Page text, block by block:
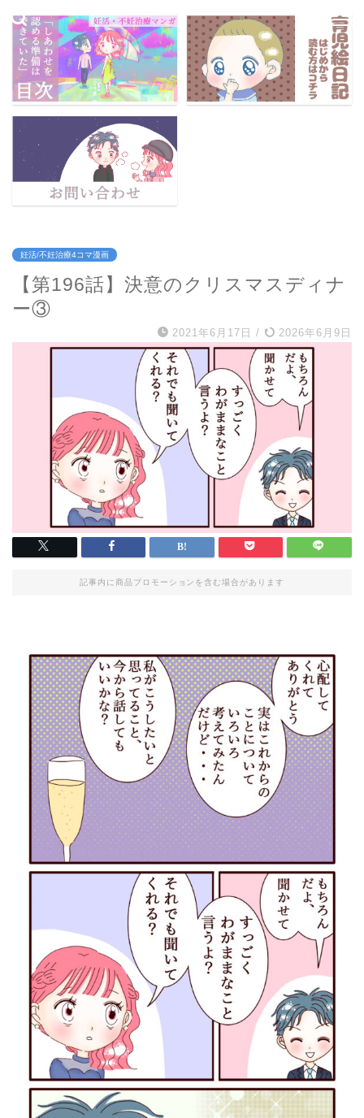
妊活/不妊治療4コマ漫画
【第196話】決意のクリスマスディナ
ー③
2021年6月17日 / 2026年6月9日
記事内に商品プロモーションを含む場合があります